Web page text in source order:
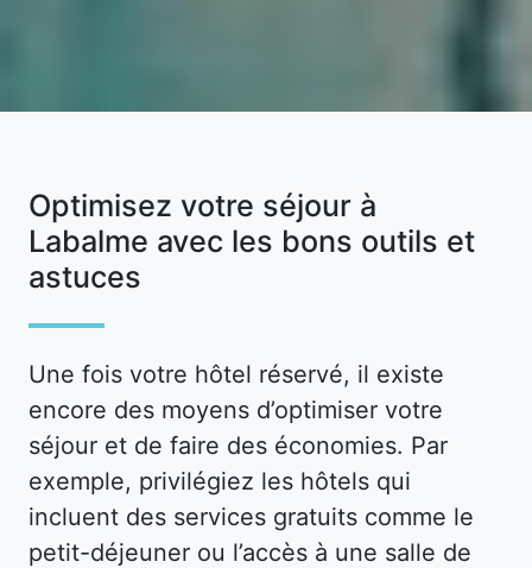
Optimisez votre séjour à
Labalme avec les bons outils et
astuces
Une fois votre hôtel réservé, il existe
encore des moyens d’optimiser votre
séjour et de faire des économies. Par
exemple, privilégiez les hôtels qui
incluent des services gratuits comme le
petit-déjeuner ou l’accès à une salle de